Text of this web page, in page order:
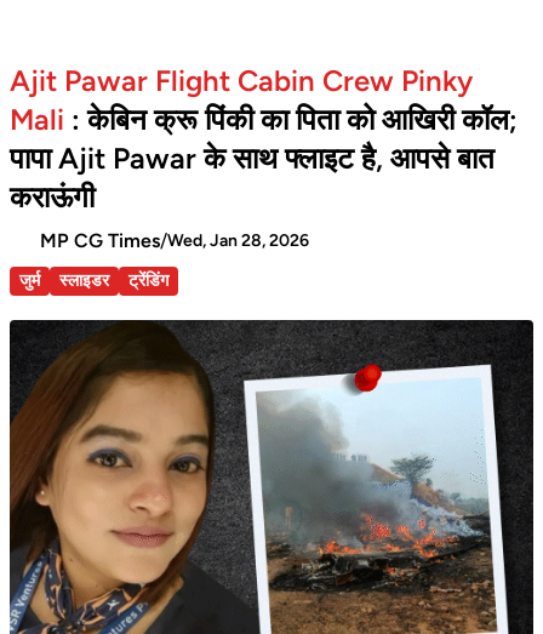
Ajit Pawar Flight Cabin Crew Pinky
Mali : केबिन क्रू पिंकी का पिता को आखिरी कॉल;
पापा Ajit Pawar के साथ फ्लाइट है, आपसे बात
कराऊंगी
MP CG Times/Wed, Jan 28, 2026
जुर्म
स्लाइडर ट्रेंडिंग